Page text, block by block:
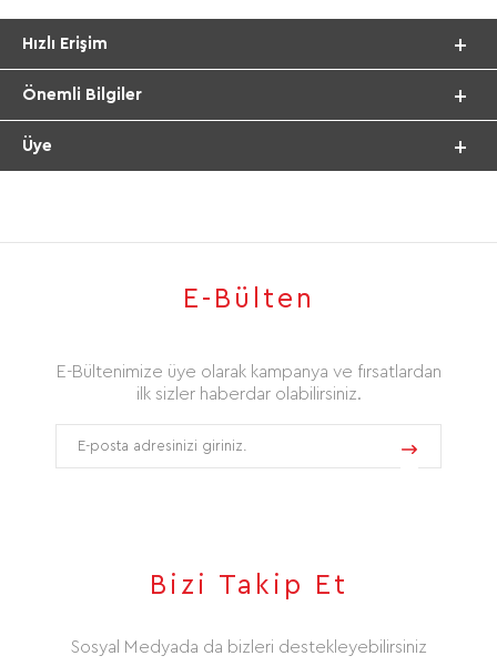
Hızlı Erişim
Önemli Bilgiler
Üye
E-Bülten
E-Bültenimize üye olarak kampanya ve fırsatlardan
ilk sizler haberdar olabilirsiniz.
Bizi Takip Et
Sosyal Medyada da bizleri destekleyebilirsiniz